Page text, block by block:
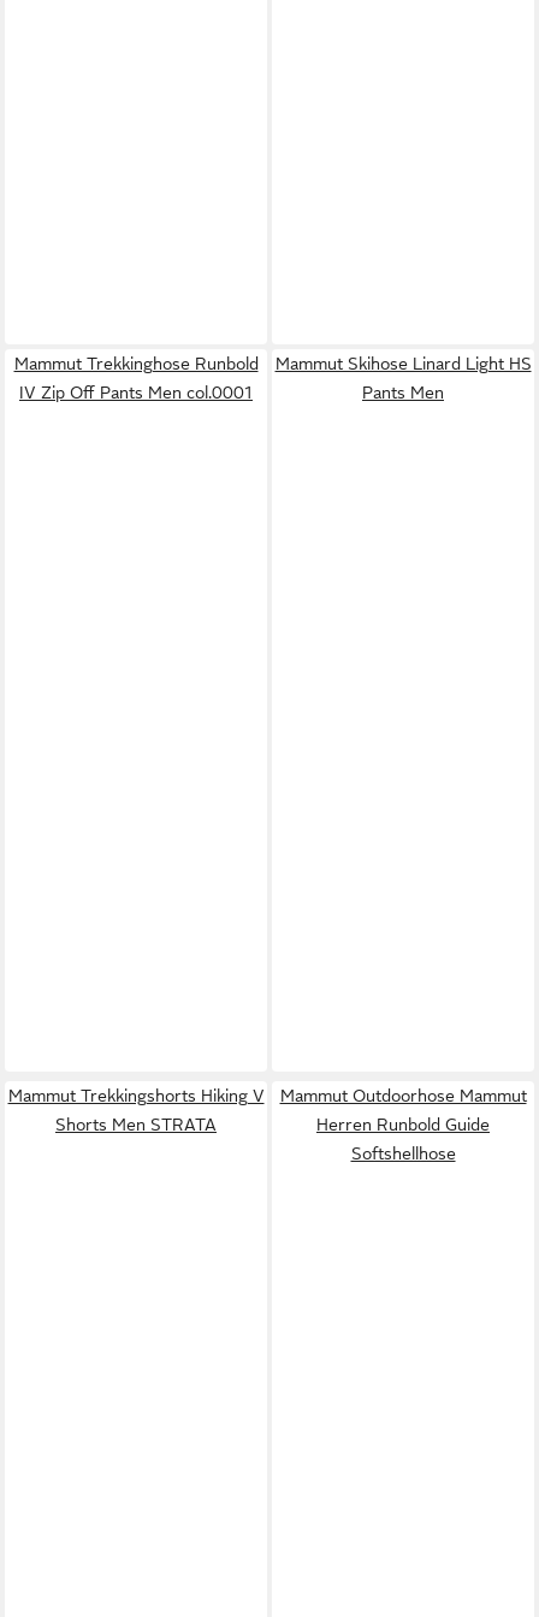
Mammut Trekkinghose Runbold
IV Zip Off Pants Men col.0001
Mammut Skihose Linard Light HS
Pants Men
Mammut Trekkingshorts Hiking V
Shorts Men STRATA
Mammut Outdoorhose Mammut
Herren Runbold Guide
Softshellhose